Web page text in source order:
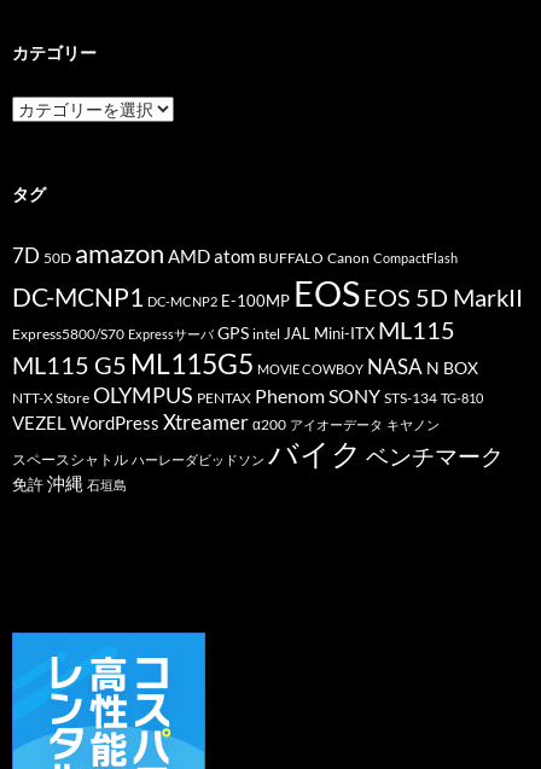
カテゴリー
カ
テ
ー
タグ
7D 50D amazon AMDatom BUFFALO Canon CompactFlash
DC-MCNP1 DC-MCNP2 E-100MP EOSEOS 5D MarkII
Express5800/S70 Expressサーバ GPS intel JAL Mini-ITX ML115
ML115 G5 ML115G5 MOVIE COWBOY NASA N BOX
NTT-X Store OLYMPUS PENTAX PhenomSONY STS-134 TG-810
VEZELWordPress Xtreamer α200 アイオーデータ キヤノン
スペースシャトル ハーレーダビッドソン バイク ベンチマーク
免許沖縄 石垣島